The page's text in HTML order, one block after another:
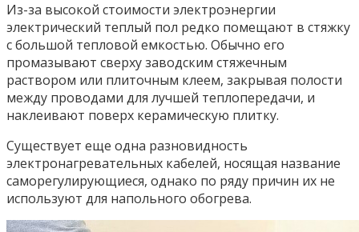
Из-за высокой стоимости электроэнергии
электрический теплый пол редко помещают в стяжку
с большой тепловой емкостью. Обычно его
промазывают сверху заводским стяжечным
раствором или плиточным клеем, закрывая полости
между проводами для лучшей теплопередачи, и
наклеивают поверх керамическую плитку.
Существует еще одна разновидность
электронагревательных кабелей, носящая название
саморегулирующиеся, однако по ряду причин их не
используют для напольного обогрева.